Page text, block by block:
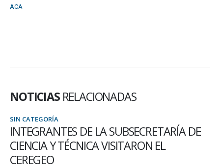
ACA
NOTICIAS RELACIONADAS
SIN CATEGORÍA
INTEGRANTES DE LA SUBSECRETARÍA DE
CIENCIA Y TÉCNICA VISITARON EL
CEREGEO